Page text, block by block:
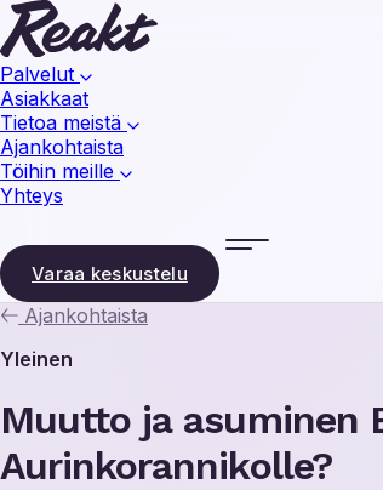
Palvelut
Asiakkaat
Tietoa meistä
Ajankohtaista
Töihin meille
Yhteys
Varaa keskustelu
Ajankohtaista
Yleinen
Muutto ja asuminen
Aurinkorannikolle?